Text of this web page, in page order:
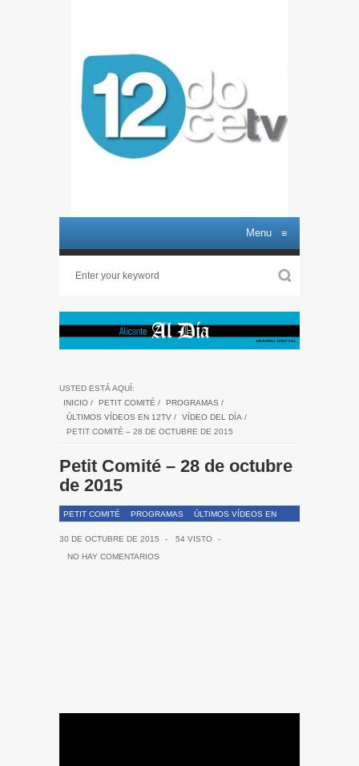
Menu ≡
USTED ESTÁ AQUÍ:
INICIO / PETIT COMITÉ / PROGRAMAS /
ÚLTIMOS VÍDEOS EN 12TV / VÍDEO DEL DÍA /
PETIT COMITÉ – 28 DE OCTUBRE DE 2015
Petit Comité – 28 de octubre
de 2015
PETIT COMITÉ PROGRAMAS
ÚLTIMOS VÍDEOS EN
30 DE OCTUBRE DE 2015
- 54 VISTO
-
NO HAY COMENTARIOS